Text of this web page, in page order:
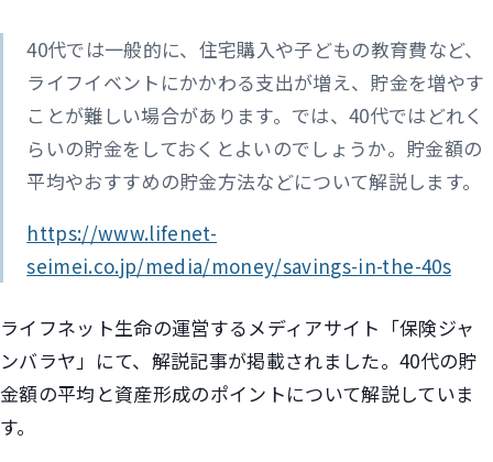
40代では一般的に、住宅購入や子どもの教育費など、
ライフイベントにかかわる支出が増え、貯金を増やす
ことが難しい場合があります。では、40代ではどれく
らいの貯金をしておくとよいのでしょうか。貯金額の
平均やおすすめの貯金方法などについて解説します。
https://www.lifenet-
seimei.co.jp/media/money/savings-in-the-40s
ライフネット生命の運営するメディアサイト「保険ジャ
ンバラヤ」にて、解説記事が掲載されました。40代の貯
金額の平均と資産形成のポイントについて解説していま
す。